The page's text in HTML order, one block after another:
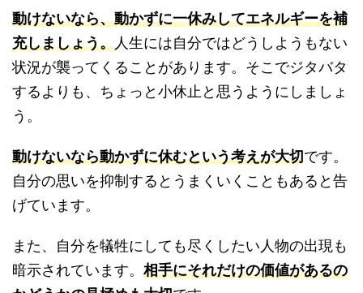
動けないなら、動かずに一休みしてエネルギーを補
充しましょう。人生には自分ではどうしようもない
状況が襲ってくることがあります。そこでジタバタ
するよりも、ちょっと小休止と思うようにしましょ
う。
動けないなら動かずに休むという考えが大切です。
自分の思いを抑制するとうまくいくこともあると告
げています。
また、自分を犠牲にしても尽くしたい人物の出現も
暗示されています。 相手にそれだけの価値があるの